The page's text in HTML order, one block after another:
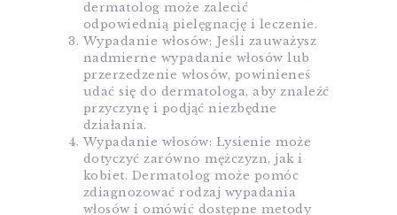
dermatolog może zalecić
odpowiednią pielęgnację i leczenie.
Wypadanie włosów: Jeśli zauważysz
nadmierne wypadanie włosów lub
przerzedzenie włosów, powinieneś
udać się do dermatologa, aby znaleźć
przyczynę i podjąć niezbędne
działania.
Wypadanie włosów: Łysienie może
dotyczyć zarówno mężczyzn, jak i
kobiet. Dermatolog może pomóc
zdiagnozować rodzaj wypadania
włosów i omówić dostępne metody